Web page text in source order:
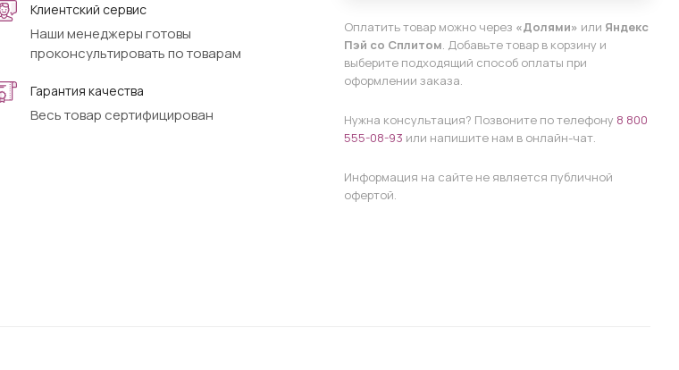
Клиентский сервис
Наши менеджеры готовы
проконсультировать по товарам
Гарантия качества
Весь товар сертифицирован
Оплатить товар можно через «Долями» или Яндекс
Пэй со Сплитом. Добавьте товар в корзину и
выберите подходящий способ оплаты при
оформлении заказа.
Нужна консультация? Позвоните по телефону 8 800
555-08-93 или напишите нам в онлайн-чат.
Информация на сайте не является публичной
офертой.